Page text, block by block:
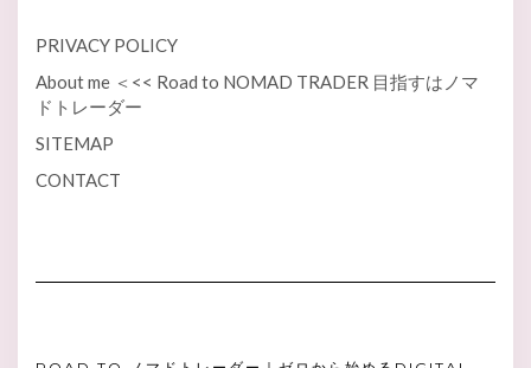
PRIVACY POLICY
About me ＜<< Road to NOMAD TRADER 目指すはノマ
ドトレーダー
SITEMAP
CONTACT